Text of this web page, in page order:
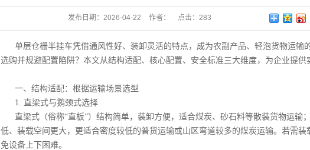
发布日期： 2026-04-22 作者： 点击： 283
单层仓栅半挂车凭借通风性好、装卸灵活的特点，成为农副产品、轻泡货物运
选购并规避配置陷阱？本文从结构适配、核心配置、安全标准三大维度，为企业提供
一、结构适配：根据运输场景选型
1. 直梁式与鹅颈式选择
直梁式（俗称“直板”）结构简单，装卸方便，适合煤炭、砂石料等散装货物运输
低、装载空间更大，更适合密度较低的普货运输或山区弯道较多的煤炭运输。若需
免设备上下困难。